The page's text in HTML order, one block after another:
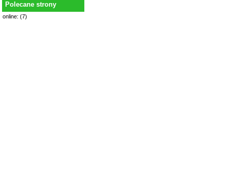
Polecane strony
online: (7)